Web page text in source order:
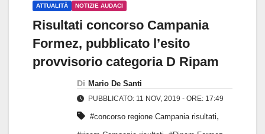
ATTUALITÀ NOTIZIE AUDACI
Risultati concorso Campania
Formez, pubblicato l’esito
provvisorio categoria D Ripam
Di Mario De Santi
PUBBLICATO: 11 NOV, 2019 - ORE: 17:49
#concorso regione Campania risultati,